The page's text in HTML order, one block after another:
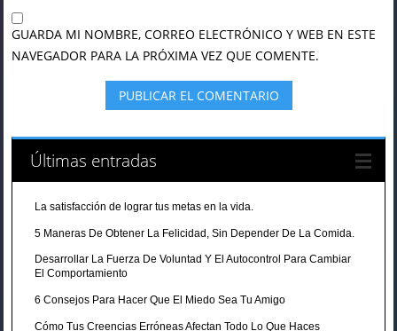
GUARDA MI NOMBRE, CORREO ELECTRÓNICO Y WEB EN ESTE
NAVEGADOR PARA LA PRÓXIMA VEZ QUE COMENTE.
Últimas entradas
La satisfacción de lograr tus metas en la vida.
5 Maneras De Obtener La Felicidad, Sin Depender De La Comida.
Desarrollar La Fuerza De Voluntad Y El Autocontrol Para Cambiar
El Comportamiento
6 Consejos Para Hacer Que El Miedo Sea Tu Amigo
Cómo Tus Creencias Erróneas Afectan Todo Lo Que Haces